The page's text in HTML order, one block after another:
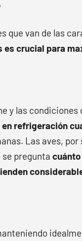
que van de las
crucial para
y las condiciones
refrigeración
Las aves, por
pregunta